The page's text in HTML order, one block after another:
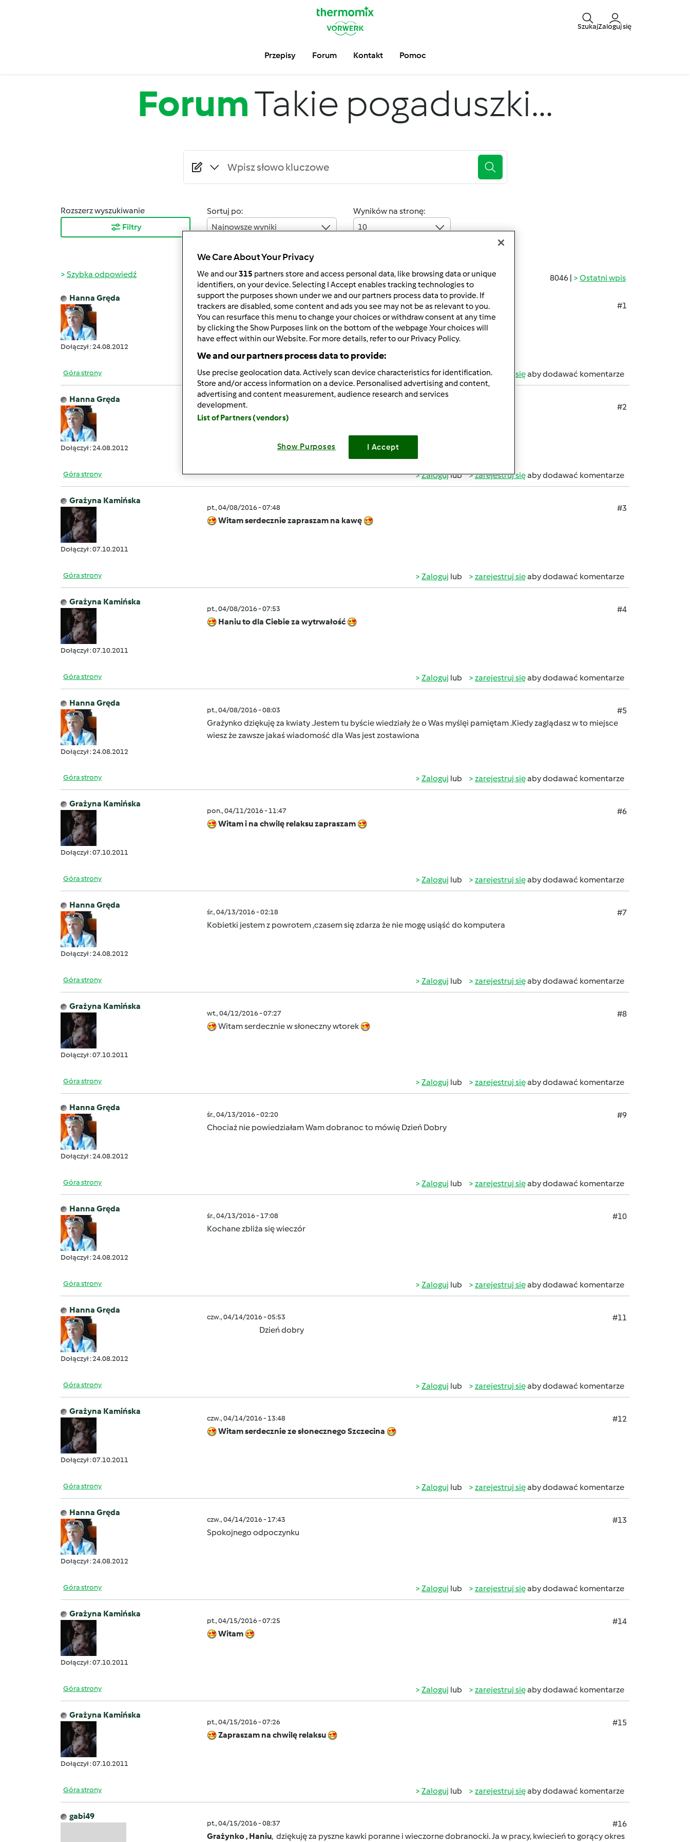
SzukajZaloguj się
Przepisy Forum Kontakt Pomoc
ForumTakie pogaduszki...
Rozszerz wyszukiwanie
Filtry
Sortuj po:
Najnowsze wyniki
Wyników na stronę:
10
8046 | Ostatni wpis
Szybka odpowiedź
Hanna Gręda
Dołączył : 24.08.2012
czw., 04/07/2016 - 17:38
#1
Spokojnego wieczorku
Góra strony Zalogujlub zarejestruj sięaby dodawać komentarze
Hanna Gręda
Dołączył : 24.08.2012
pt., 04/08/2016 - 03:06
#2
Pięknie witam
Góra strony Zalogujlub zarejestruj sięaby dodawać komentarze
Grażyna Kamińska
Dołączył : 07.10.2011
pt., 04/08/2016 - 07:48
#3
Witam serdecznie zapraszam na kawę
Góra strony Zaloguj lub zarejestruj sięaby dodawać komentarze
Grażyna Kamińska
Dołączył : 07.10.2011
pt., 04/08/2016 - 07:53
#4
Haniu to dla Ciebie za wytrwałość
Góra strony Zaloguj lub zarejestruj sięaby dodawać komentarze
Hanna Gręda
Dołączył : 24.08.2012
pt., 04/08/2016 - 08:03
#5
Grażynko dziękuję za kwiaty .Jestem tu byście wiedziały że o Was myślęi pamiętam .Kiedy zaglądasz w to miejsce
wiesz że zawsze jakaś wiadomość dla Was jest zostawiona
Góra strony Zaloguj lub zarejestruj sięaby dodawać komentarze
Grażyna Kamińska
Dołączył : 07.10.2011
pon., 04/11/2016 - 11:47
#6
Witam i na chwilę relaksu zapraszam
Góra strony Zaloguj lub zarejestruj sięaby dodawać komentarze
Hanna Gręda
Dołączył : 24.08.2012
śr., 04/13/2016 - 02:18
#7
Kobietki jestem z powrotem ,czasem się zdarza że nie mogę usiąść do komputera
Góra strony Zaloguj lub zarejestruj sięaby dodawać komentarze
Grażyna Kamińska
Dołączył : 07.10.2011
wt., 04/12/2016 - 07:27
#8
Witam serdecznie w słoneczny wtorek
Góra strony Zaloguj lub zarejestruj sięaby dodawać komentarze
Hanna Gręda
Dołączył : 24.08.2012
śr., 04/13/2016 - 02:20
#9
Chociaż nie powiedziałam Wam dobranoc to mówię Dzień Dobry
Góra strony Zaloguj lub zarejestruj sięaby dodawać komentarze
Hanna Gręda
Dołączył : 24.08.2012
śr., 04/13/2016 - 17:08
#10
Kochane zbliża się wieczór
Góra strony Zaloguj lub zarejestruj sięaby dodawać komentarze
Hanna Gręda
Dołączył : 24.08.2012
czw., 04/14/2016 - 05:53
#11
Dzień dobry
Góra strony Zaloguj lub zarejestruj sięaby dodawać komentarze
Grażyna Kamińska
Dołączył : 07.10.2011
czw., 04/14/2016 - 13:48
#12
Witam serdecznie ze słonecznego Szczecina
Góra strony Zaloguj lub zarejestruj sięaby dodawać komentarze
Hanna Gręda
Dołączył : 24.08.2012
czw., 04/14/2016 - 17:43
#13
Spokojnego odpoczynku
Góra strony Zaloguj lub zarejestruj sięaby dodawać komentarze
Grażyna Kamińska
Dołączył : 07.10.2011
pt., 04/15/2016 - 07:25
#14
Witam
Góra strony Zaloguj lub zarejestruj sięaby dodawać komentarze
Grażyna Kamińska
Dołączył : 07.10.2011
pt., 04/15/2016 - 07:26
#15
Zapraszam na chwilę relaksu
Góra strony Zaloguj lub zarejestruj sięaby dodawać komentarze
gabi49
pt., 04/15/2016 - 08:37
#16
Grażynko , Haniu, dziękuję za pyszne kawki poranne i wieczorne dobranocki. Ja w pracy, kwiecień to gorący okres
We Care About Your Privacy
We and our315 partners store and access personal data, like browsing data or unique
identifiers, on your device. Selecting I Accept enables tracking technologies to
support the purposes shown under we and our partners process data to provide. If
trackers are disabled, some content and ads you see may not be as relevant to you.
You can resurface this menu to change your choices or withdraw consent at any time
by clicking the Show Purposes link on the bottom of the webpage .Your choices will
have effect within our Website. For more details, refer to our Privacy Policy.
We and our partners process data to provide:
Use precise geolocation data. Actively scan device characteristics for identification.
Store and/or access information on a device. Personalised advertising and content,
advertising and content measurement, audience research and services
development.
List of Partners (vendors)
Show Purposes I Accept